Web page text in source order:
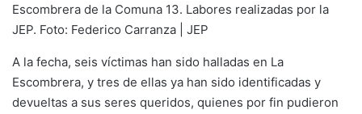
Escombrera de la Comuna 13. Labores realizadas por la
JEP. Foto: Federico Carranza | JEP
A la fecha, seis víctimas han sido halladas en La
Escombrera, y tres de ellas ya han sido identificadas y
devueltas a sus seres queridos, quienes por fin pudieron